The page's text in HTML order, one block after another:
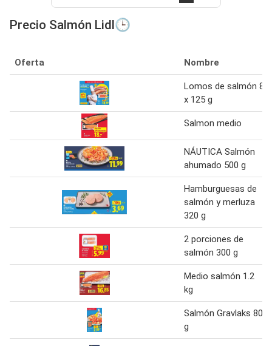
Precio Salmón Lidl🕒
Oferta Nombre
Lomos de salmón 8
x 125 g
Salmon medio
NÁUTICA Salmón
ahumado 500 g
Hamburguesas de
salmón y merluza
320 g
2 porciones de
salmón 300 g
Medio salmón 1.2
kg
Salmón Gravlaks 80
g